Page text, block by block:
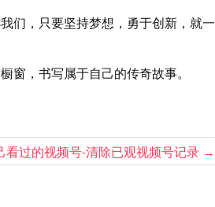
们，只要坚持梦想，勇于创新，就一
窗，书写属于自己的传奇故事。
看过的视频号-清除已观视频号记录